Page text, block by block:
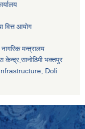
वित्त आयोग
मन्त्रालय
केन्द्र,सानाेठिमी भक्तपुर
Doli